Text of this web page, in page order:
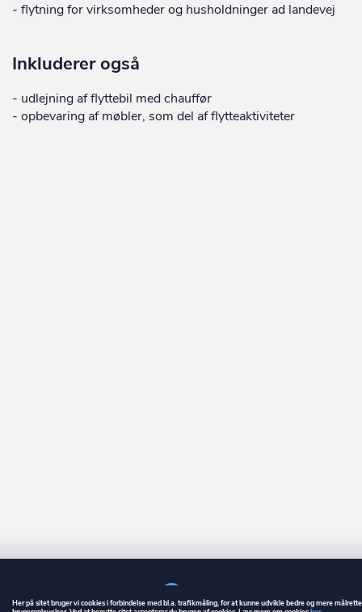
- flytning for virksomheder og husholdninger ad landevej
Inkluderer også
- udlejning af flyttebil med chauffør
- opbevaring af møbler, som del af flytteaktiviteter
Her på sitet bruger vi cookies i forbindelse med bl.a. trafikmåling, for at kunne udvikle bedre og mere